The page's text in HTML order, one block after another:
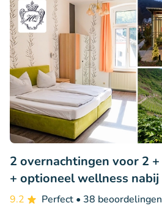
2 overnachtingen voor 2
+ optioneel wellness nabij
9.2 Perfect • 38 beoordelingen